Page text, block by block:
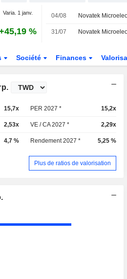
Varia. 1 janv.
%
04/08
31/07
Société Finances
15,7x PER 2027 * 15,2x
2,53x VE / CA 2027 * 2,29x
4,7 % Rendement 2027 * 5,25 %
Plus de ratios de valorisation